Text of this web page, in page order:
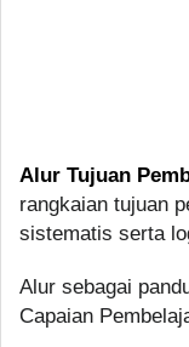
Alur Tujuan
rangkaian tujuan
sistematis serta
Alur sebagai
Capaian